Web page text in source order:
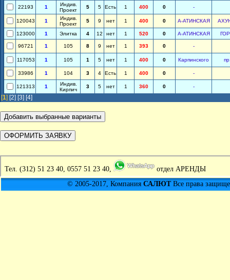
22193 1
Индив.
Проект
5 5 Есть 1 400 0 -
120043 1
Индив.
Проект
5 9 нет 1 400 0 А-АТИНСКАЯ
123000 1 Элитка 4 12 нет 1 520 0 А-АТИНСКАЯ
96721 1 105 8 9 нет 1 393 0 -
117053 1 105 1 5 нет 1 400 0 Карпинского
33986 1 104 3 4 Есть 1 400 0 -
121313 1
Индив.
Кирпич
3 5 нет 1 360 0 -
[1] [2] [3] [4]
Тел. (312) 51 23 40, 0557 51 23 40,
отдел АРЕНДЫ
© 2005-2017, Компания САЛЮТВсе права